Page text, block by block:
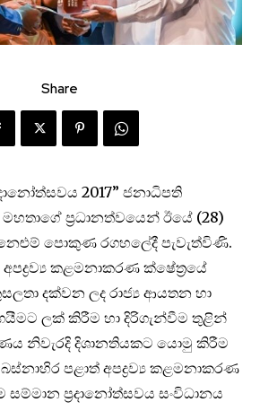
Share
2017” ජනාධිපති
ප්‍රධානත්වයෙන් ඊයේ (28)
පොකුණ රගහලේදී පැවැත්විණි.
කළමනාකරණ ක්ෂේත්‍රයේ
දක්වන ලද රාජ්‍ය ආයතන හා
ලක් කිරීම හා දිරිගැන්වීම තුළින්
නිවැරදි දිශානතියකට යොමු කිරීම
පළාත් අපද්‍රව්‍ය කළමනාකරණ
ප්‍රදානෝත්සවය සංවිධානය